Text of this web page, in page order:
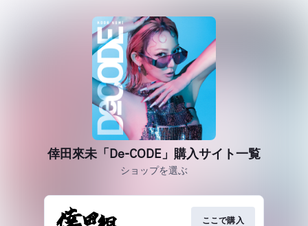
倖田來未「De-CODE」購入サイト一覧
ショップを選ぶ
ここで購入